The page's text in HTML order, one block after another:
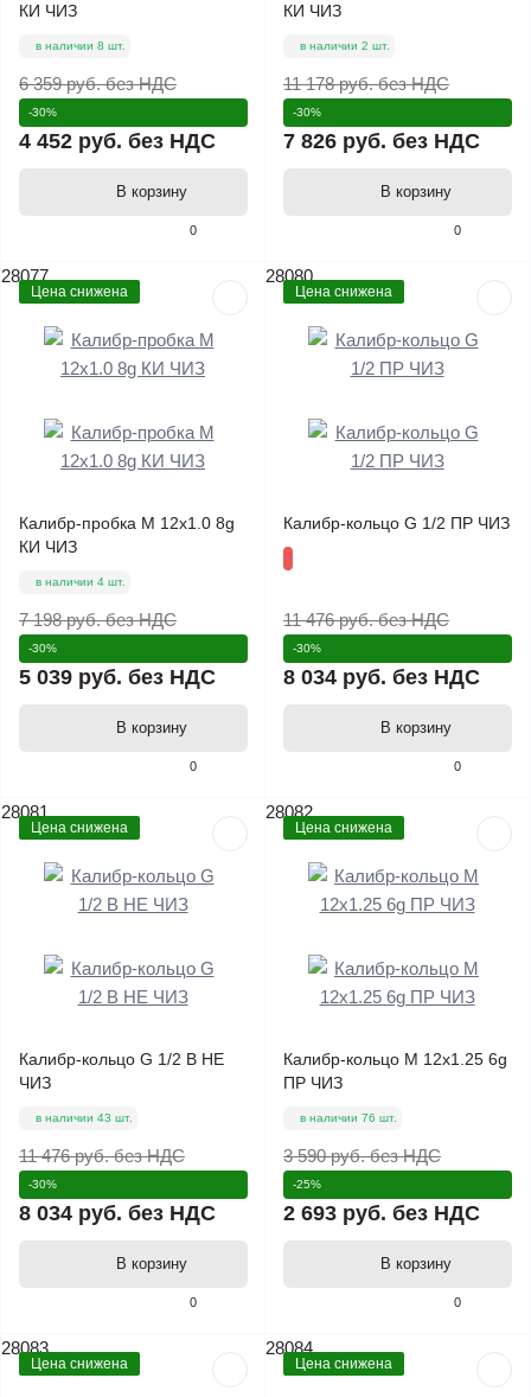
0
КИ ЧИЗ
в наличии 8 шт.
6 359 руб.без НДС
-30%
4 452 руб. без НДС
В корзину
0
КИ ЧИЗ
в наличии 2 шт.
11 178 руб.без НДС
-30%
7 826 руб. без НДС
В корзину
28077
Цена снижена
0
Калибр-пробка М 12х1.0 8g
КИ ЧИЗ
в наличии 4 шт.
7 198 руб.без НДС
-30%
5 039 руб. без НДС
В корзину
28080
Цена снижена
0
Калибр-кольцо G 1/2 ПР ЧИЗ
11 476 руб.без НДС
-30%
8 034 руб. без НДС
В корзину
28081
Цена снижена
0
Калибр-кольцо G 1/2 В НЕ
ЧИЗ
в наличии 43 шт.
11 476 руб.без НДС
-30%
8 034 руб. без НДС
В корзину
28082
Цена снижена
0
Калибр-кольцо М 12х1.25 6g
ПР ЧИЗ
в наличии 76 шт.
3 590 руб.без НДС
-25%
2 693 руб. без НДС
В корзину
28083
Цена снижена
28084
Цена снижена